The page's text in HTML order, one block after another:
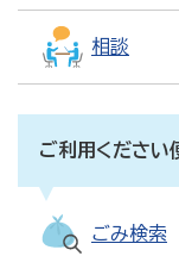
相談
ご利用ください
ごみ検索